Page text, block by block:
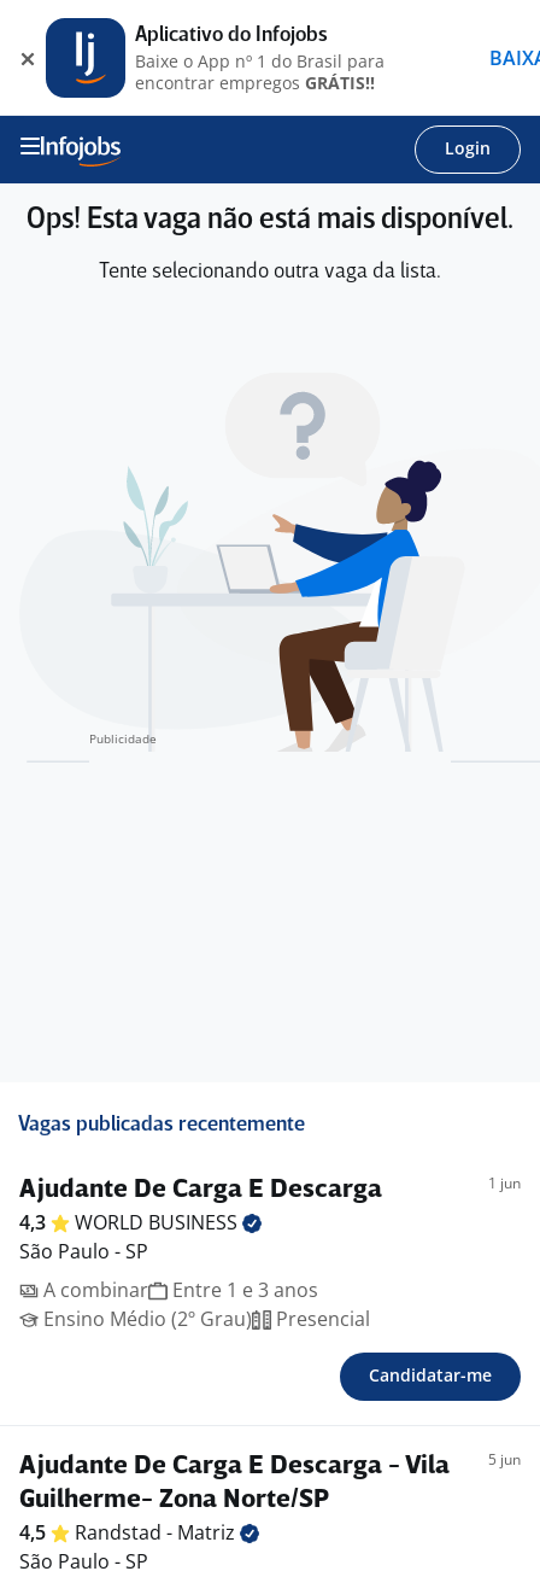
Login
Ops! Esta vaga não está mais disponível.
Tente selecionando outra vaga da lista.
Vagas publicadas recentemente
Ajudante De Carga E Descarga 1 jun
4,3 WORLD BUSINESS
São Paulo - SP
A combinar
Entre 1 e 3 anos
Ensino Médio (2º Grau)
Presencial
Candidatar-me
Ajudante De Carga E Descarga - Vila
Guilherme- Zona Norte/SP
5 jun
4,5 Randstad - Matriz
São Paulo - SP
Aplicativo do Infojobs
Baixe o App nº 1 do Brasil para
encontrar empregos GRÁTIS!!